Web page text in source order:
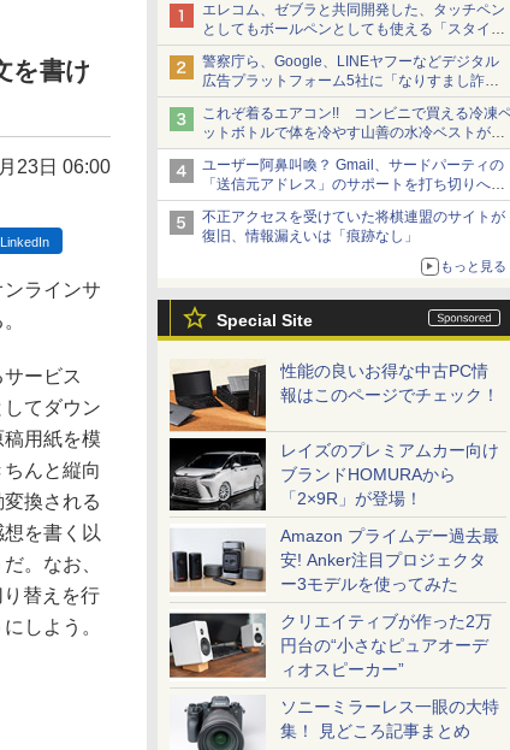
エレコム、ゼブラと共同開発した、タッチペン
としてもボールペンとしても使える「スタイラ
スツーウェイ」発売 iPadにも紙にも、持ち替
えずに書き込める
警察庁ら、Google、LINEヤフーなどデジタル
広告プラットフォーム5社に「なりすまし詐欺
広告」対策強化を要請 著名人の写真や映像を
使った投資詐欺などへの対策として
これぞ着るエアコン!! コンビニで買える冷凍
ットボトルで体を冷やす山善の水冷ベストがロ
ードバイクにちょうどいい【ぼっち・ざ・ろー
ど！その14】【空いた時間でなにしてる？】
ユーザー阿鼻叫喚？ Gmail、サードパーティの
「送信元アドレス」のサポートを打ち切りへ
【やじうまWatch】
不正アクセスを受けていた将棋連盟のサイトが
復旧、情報漏えいは「痕跡なし」
もっと見る
Special Site
性能の良いお得な中古PC情
報はこのページでチェック！
レイズのプレミアムカー向け
ブランドHOMURAから
「2×9R」が登場！
Amazon プライムデー過去最
安! Anker注目プロジェクタ
ー3モデルを使ってみた
クリエイティブが作った2万
円台の“小さなピュアオーデ
ィオスピーカー”
ソニーミラーレス一眼の大特
集！ 見どころ記事まとめ
を書け
23日 06:00
LinkedIn
ラインサ
ービス
てダウン
用紙を模
んと縦向
換される
を書く以
。なお、
替えを行
しよう。